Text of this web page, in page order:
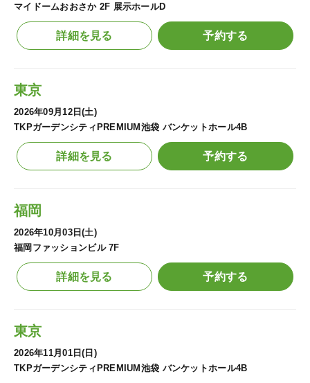
マイドームおおさか 2F 展示ホールD
詳細を見る 予約する
東京
2026年09月12日(土)
TKPガーデンシティPREMIUM池袋 バンケットホール4B
詳細を見る 予約する
福岡
2026年10月03日(土)
福岡ファッションビル 7F
詳細を見る 予約する
東京
2026年11月01日(日)
TKPガーデンシティPREMIUM池袋 バンケットホール4B